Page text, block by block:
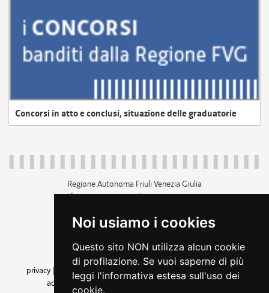
Noi usiamo i cookies
Questo sito NON utilizza alcun cookie
di profilazione. Se vuoi saperne di più
leggi l'informativa estesa sull'uso dei
cookie.
Concorsi in atto e conclusi, situazione delle graduatorie
Regione Autonoma Friuli Venezia Giulia
c.f. 80014930327; p.iva 00526040324
+39 040 3771111
amministrazione trasparente
privacy
cookie |note legali accessibilità
dichiarazione di
accessibilità| feedback cambio preferenze cookie